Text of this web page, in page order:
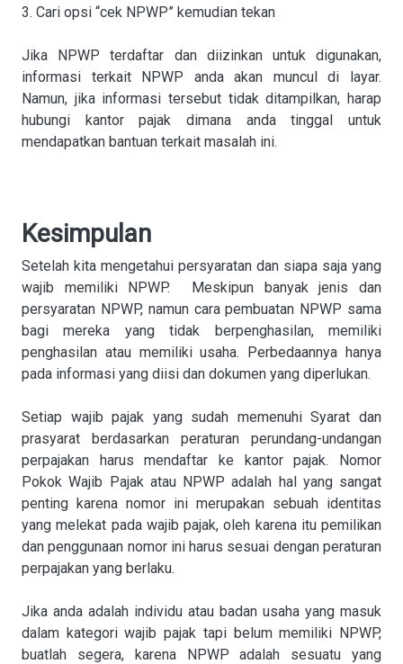
3. Cari opsi “cek NPWP” kemudian tekan
Jika NPWP terdaftar dan diizinkan untuk digunakan,
informasi terkait NPWP anda akan muncul di layar.
Namun, jika informasi tersebut tidak ditampilkan, harap
hubungi kantor pajak dimana anda tinggal untuk
mendapatkan bantuan terkait masalah ini.
Kesimpulan
Setelah kita mengetahui persyaratan dan siapa saja yang
wajib memiliki NPWP. Meskipun banyak jenis dan
persyaratan NPWP, namun cara pembuatan NPWP sama
bagi mereka yang tidak berpenghasilan, memiliki
penghasilan atau memiliki usaha. Perbedaannya hanya
pada informasi yang diisi dan dokumen yang diperlukan.
Setiap wajib pajak yang sudah memenuhi Syarat dan
prasyarat berdasarkan peraturan perundang-undangan
perpajakan harus mendaftar ke kantor pajak. Nomor
Pokok Wajib Pajak atau NPWP adalah hal yang sangat
penting karena nomor ini merupakan sebuah identitas
yang melekat pada wajib pajak, oleh karena itu pemilikan
dan penggunaan nomor ini harus sesuai dengan peraturan
perpajakan yang berlaku.
Jika anda adalah individu atau badan usaha yang masuk
dalam kategori wajib pajak tapi belum memiliki NPWP,
buatlah segera, karena NPWP adalah sesuatu yang